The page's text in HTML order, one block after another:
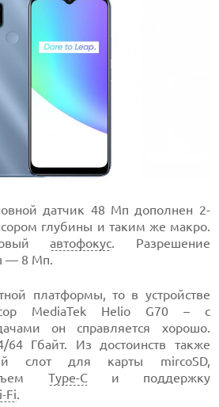
датчик 48 Мп дополнен 2-
глубины и таким же макро.
автофокус. Разрешение
— 8 Мп.
платформы, то в устройстве
MediaTek Helio G70 – с
он справляется хорошо.
Гбайт. Из достоинств также
слот для карты mircoSD,
Type-Cи поддержку
Fi.